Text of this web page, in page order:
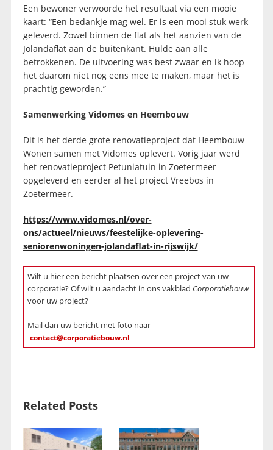
Een bewoner verwoorde het resultaat via een mooie
kaart: “Een bedankje mag wel. Er is een mooi stuk werk
geleverd. Zowel binnen de flat als het aanzien van de
Jolandaflat aan de buitenkant. Hulde aan alle
betrokkenen. De uitvoering was best zwaar en ik hoop
het daarom niet nog eens mee te maken, maar het is
prachtig geworden.”
Samenwerking Vidomes en Heembouw
Dit is het derde grote renovatieproject dat Heembouw
Wonen samen met Vidomes oplevert. Vorig jaar werd
het renovatieproject Petuniatuin in Zoetermeer
opgeleverd en eerder al het project Vreebos in
Zoetermeer.
https://www.vidomes.nl/over-
ons/actueel/nieuws/feestelijke-oplevering-
seniorenwoningen-jolandaflat-in-rijswijk/
Wilt u hier een bericht plaatsen over een project van uw
corporatie? Of wilt u aandacht in ons vakblad Corporatiebouw
voor uw project?
Mail dan uw bericht met foto naar
contact@corporatiebouw.nl
Related Posts